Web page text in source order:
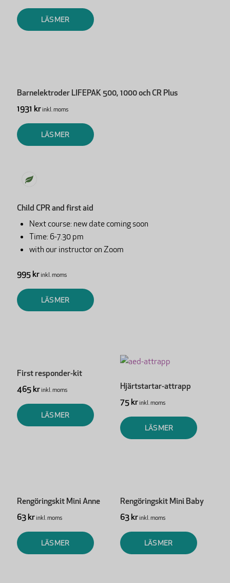
LÄS MER
Barnelektroder LIFEPAK 500, 1000 och CR Plus
1931 krinkl. moms
LÄS MER
Child CPR and first aid
Next course: new date coming soon
Time: 6-7.30 pm
with our instructor on Zoom
995 krinkl. moms
LÄS MER
First responder-kit
465 krinkl. moms
LÄS MER
Hjärtstartar-attrapp
75 krinkl. moms
LÄS MER
Rengöringskit Mini Anne
63 krinkl. moms
LÄS MER
Rengöringskit Mini Baby
63 krinkl. moms
LÄS MER